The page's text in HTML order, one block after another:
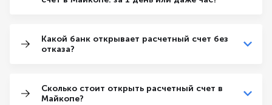
Какой банк открывает расчетный счет без
отказа?
Сколько стоит открыть расчетный счет в
Майкопе?